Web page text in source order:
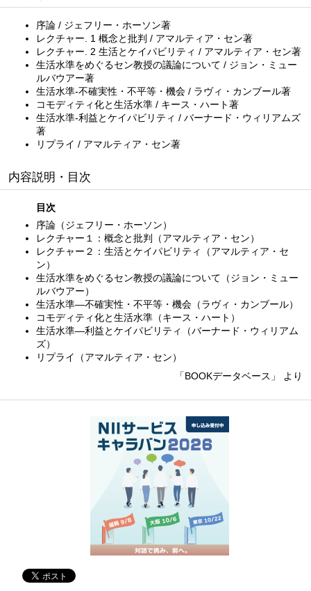
序論 / ジェフリー・ホーソン著
レクチャー. 1 概念と批判 / アマルティア・セン著
レクチャー. 2 生活とケイパビリティ / アマルティア・セン著
生活水準をめぐるセン教授の議論について / ジョン・ミュー
ルバウアー著
生活水準-不確実性・不平等・機会 / ラヴィ・カンブール著
コモディティ化と生活水準 / キース・ハート著
生活水準-利益とケイパビリティ / バーナード・ウィリアムズ
著
リプライ / アマルティア・セン著
内容説明・目次
目次
序論（ジェフリー・ホーソン）
レクチャー１：概念と批判（アマルティア・セン）
レクチャー２：生活とケイパビリティ（アマルティア・セ
ン）
生活水準をめぐるセン教授の議論について（ジョン・ミュー
ルバウアー）
生活水準—不確実性・不平等・機会（ラヴィ・カンブール）
コモディティ化と生活水準（キース・ハート）
生活水準—利益とケイパビリティ（バーナード・ウィリアム
ズ）
リプライ（アマルティア・セン）
「BOOKデータベース」 より